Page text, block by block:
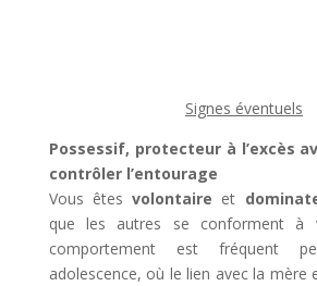
Signes éventuels
Possessif, protecteur à l’excès
contrôler l’entourage
Vous êtesvolontaire et
que les autres se conforment à
comportement est fréquent
adolescence, où le lien avec la